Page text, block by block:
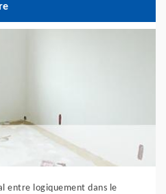
entre logiquement dans le